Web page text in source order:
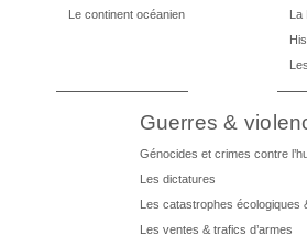
Le continent océanien
Guerres &
Génocides et crimes contre
Les dictatures
Les catastrophes écologiques
Les ventes & trafics d’armes